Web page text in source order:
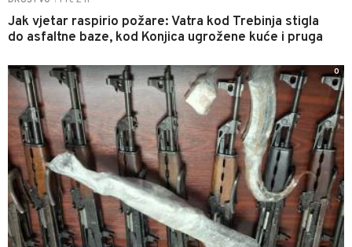
Jak vjetar raspirio požare: Vatra kod Trebinja stigla
do asfaltne baze, kod Konjica ugrožene kuće i pruga
0